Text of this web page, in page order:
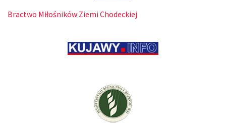
Bractwo Miłośników Ziemi Chodeckiej